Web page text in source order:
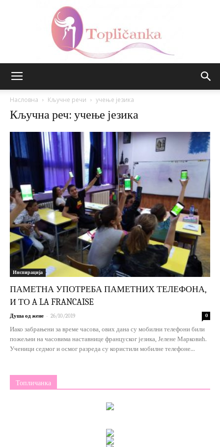
Насловна Кључне речи учење језика
Кључна реч: учење језика
Инспирација
ПАМЕТНА УПОТРЕБА ПАМЕТНИХ ТЕЛЕФОНА,
И ТО A LA FRANCAISE
Душа од жене - 26/10/2019 0
Иако забрањени за време часова, ових дана су мобилни телефони били
пожељни на часовима наставнице француског језика, Јелене Марковић.
Ученици седмог и осмог разреда су користили мобилне телефоне...
Топличанка